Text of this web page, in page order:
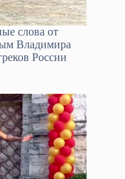
слова от
Владимира
России